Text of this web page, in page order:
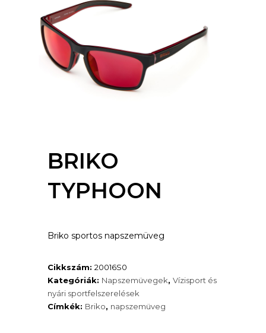
BRIKO
TYPHOON
Briko sportos napszemüveg
Cikkszám: 20016S0
Kategóriák: Napszemüvegek, Vízisport és
nyári sportfelszerelések
Címkék: Briko, napszemüveg